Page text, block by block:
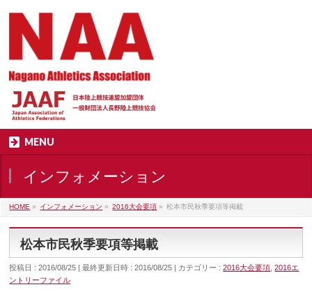
MENU
インフォメーション
HOME » インフォメーション » 2016大会要項 » 松本市民秋季要項等掲載
松本市民秋季要項等掲載
投稿日 : 2016/08/25 最終更新日時 : 2016/08/25 カテゴリー :2016大会要項 ,2016エ
ントリーファイル